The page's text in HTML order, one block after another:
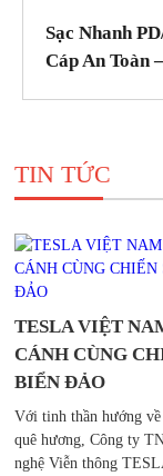
Sạc Nhanh
Cáp An Toàn
TIN TỨC
TESLA VIỆT
CÁNH CÙNG
BIỂN ĐẢO
Với tinh thần hướng về
quê hương, Công ty
nghệ Viễn thông